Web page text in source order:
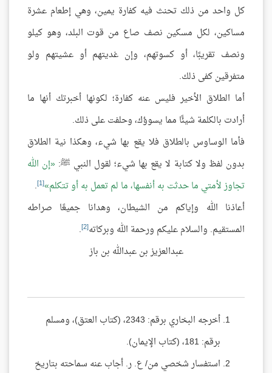
كل واحد من ذلك تحنث فيه كفارة يمين، وهي إطعام عشرة
مساكين، لكل مسكين نصف صاع من قوت البلد، وهو كيلو
ونصف تقريبًا، أو كسوتهم، وإن غديتهم أو عشيتهم ولو
متفرقين كفى ذلك.
أما الطلاق الأخير فليس عنه كفارة؛ لكونها أخبرتك أنها ما
أرادت بالكلمة شيئًا مما يسوؤك، وحلفت على ذلك.
فأما الوساوس بالطلاق فلا يقع بها شيء، وهكذا نية الطلاق
بدون لفظ ولا كتابة لا يقع بها شيء؛ لقول النبي ﷺ: إن الله
تجاوز لأمتي ما حدثت به أنفسها، ما لم تعمل به أو تتكلم [1]
.
أعاذنا الله وإياكم من الشيطان، وهدانا جميعًا صراطه
المستقيم. والسلام عليكم ورحمة الله وبركاته[2]
.
عبدالعزيز بن عبدالله بن باز
أخرجه البخاري برقم: 2343، (كتاب العتق)، ومسلم
برقم: 181، (كتاب الإيمان).
استفسار شخصي من/ ع. ر. أجاب عنه سماحته بتاريخ